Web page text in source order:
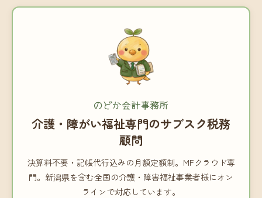
のどか会計事務所
介護・障がい福祉専門のサブスク税務
顧問
決算料不要・記帳代行込みの月額定額制。MFクラウド専
門。新潟県を含む全国の介護・障害福祉事業者様にオン
ラインで対応しています。